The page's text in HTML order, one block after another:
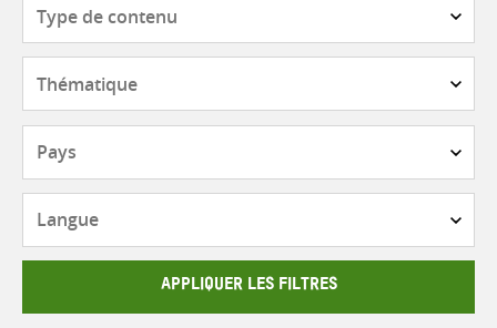
contenu
APPLIQUER LES FILTRES